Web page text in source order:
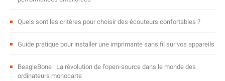
Quels sont les critères pour choisir des écouteurs confortables ?
Guide pratique pour installer une imprimante sans fil sur vos appareils
BeagleBone : La révolution de l’open-source dans le monde des
ordinateurs monocarte